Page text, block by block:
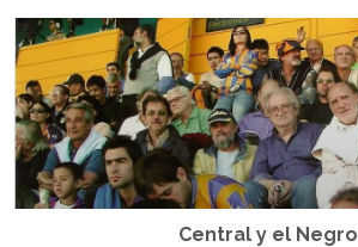
Central y el Negro